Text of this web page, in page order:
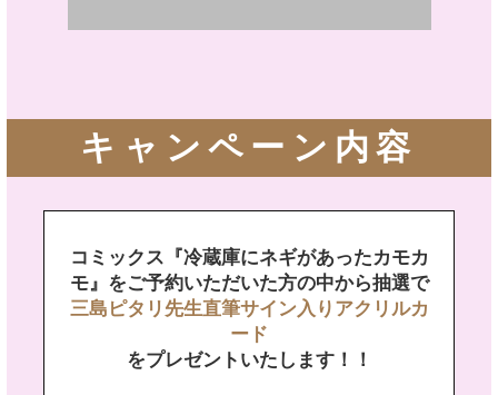
キャンペーン内容
コミックス『冷蔵庫にネギがあったカモカ
モ』をご予約いただいた方の中から抽選で
三島ピタリ先生直筆サイン入りアクリルカ
ード
をプレゼントいたします！！